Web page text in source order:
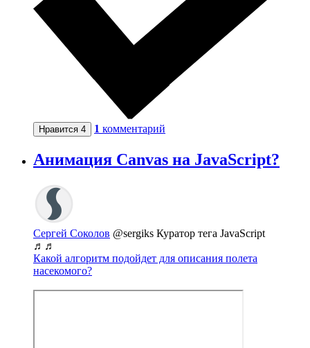
Нравится 4 1 комментарий
Анимация Canvas на JavaScript?
Сергей Соколов @sergiks Куратор тега JavaScript
♬♬
Какой алгоритм подойдет для описания полета
насекомого?